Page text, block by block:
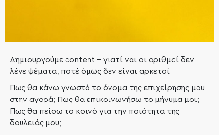
Δημιουργούμε content – γιατί ναι οι αριθμοί δεν
λένε ψέματα, ποτέ όμως δεν είναι αρκετοί
Πως θα κάνω γνωστό το όνομα της επιχείρησης μου
στην αγορά; Πως θα επικοινωνήσω το μήνυμα μου;
Πως θα πείσω το κοινό για την ποιότητα της
δουλειάς μου;